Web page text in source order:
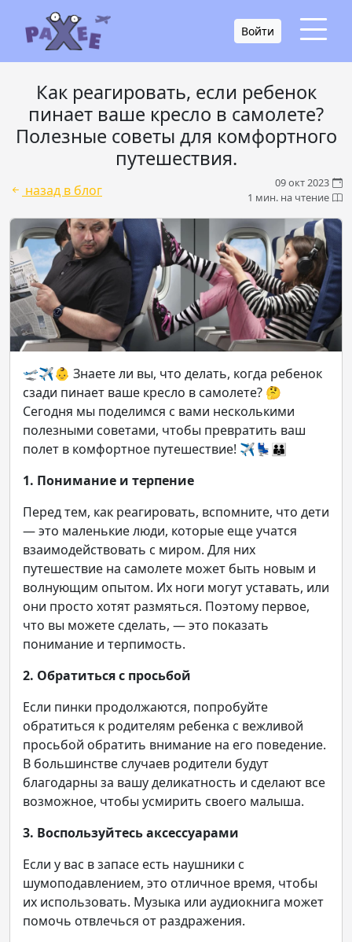
Войти
Как реагировать, если ребенок
пинает ваше кресло в самолете?
Полезные советы для комфортного
путешествия.
назад в блог
09 окт 2023
1 мин. на чтение
🛫✈️👶 Знаете ли вы, что делать, когда ребенок
сзади пинает ваше кресло в самолете? 🤔
Сегодня мы поделимся с вами несколькими
полезными советами, чтобы превратить ваш
полет в комфортное путешествие! ✈️💺👪
1. Понимание и терпение
Перед тем, как реагировать, вспомните, что дети
— это маленькие люди, которые еще учатся
взаимодействовать с миром. Для них
путешествие на самолете может быть новым и
волнующим опытом. Их ноги могут уставать, или
они просто хотят размяться. Поэтому первое,
что вы можете сделать, — это показать
понимание и терпимость.
2. Обратиться с просьбой
Если пинки продолжаются, попробуйте
обратиться к родителям ребенка с вежливой
просьбой обратить внимание на его поведение.
В большинстве случаев родители будут
благодарны за вашу деликатность и сделают все
возможное, чтобы усмирить своего малыша.
3. Воспользуйтесь аксессуарами
Если у вас в запасе есть наушники с
шумоподавлением, это отличное время, чтобы
их использовать. Музыка или аудиокнига может
помочь отвлечься от раздражения.